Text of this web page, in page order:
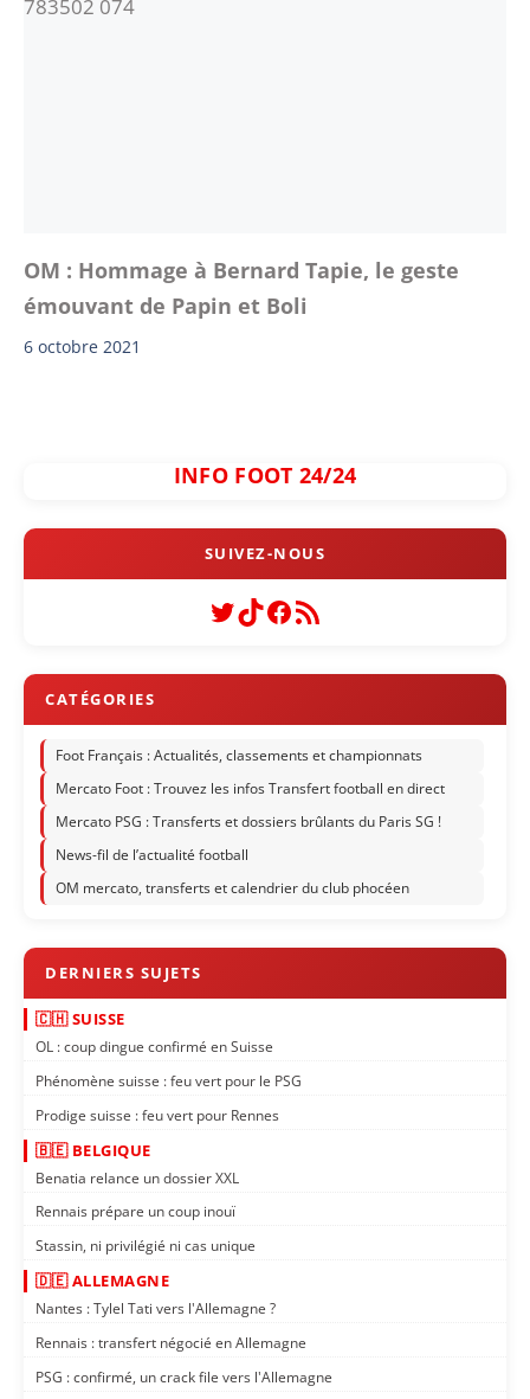
OM : Hommage à Bernard Tapie, le geste
émouvant de Papin et Boli
6 octobre 2021
INFO FOOT 24/24
Twitter
TikTok
Facebook
Flux RSS
Foot Français : Actualités, classements et championnats
Mercato Foot : Trouvez les infos Transfert football en direct
Mercato PSG : Transferts et dossiers brûlants du Paris SG !
News-fil de l’actualité football
OM mercato, transferts et calendrier du club phocéen
🇨🇭 SUISSE
OL : coup dingue confirmé en Suisse
Phénomène suisse : feu vert pour le PSG
Prodige suisse : feu vert pour Rennes
🇧🇪 BELGIQUE
Benatia relance un dossier XXL
Rennais prépare un coup inouï
Stassin, ni privilégié ni cas unique
🇩🇪 ALLEMAGNE
Nantes : Tylel Tati vers l'Allemagne ?
Rennais : transfert négocié en Allemagne
PSG : confirmé, un crack file vers l'Allemagne